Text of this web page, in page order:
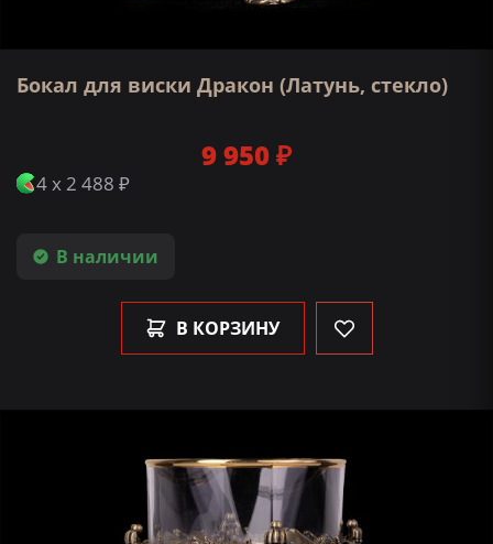
Бокал для виски Дракон (Латунь, стекло)
В наличии
9 950 ₽
4 x 2 488 ₽
В КОРЗИНУ